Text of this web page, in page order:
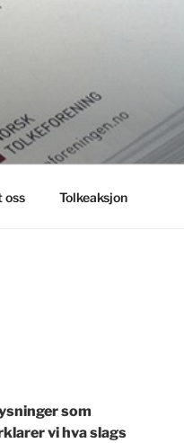
oss Tolkeaksjon
som
vi hva slags